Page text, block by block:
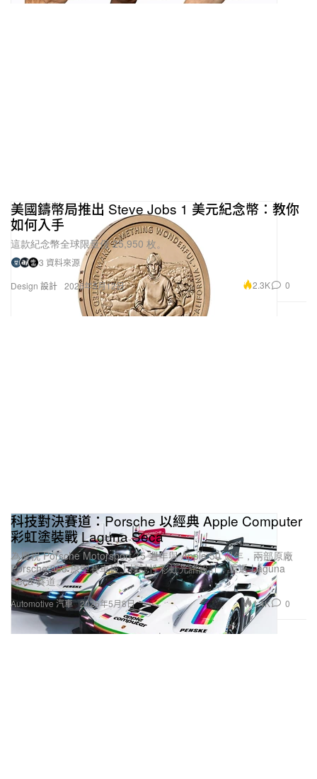
Design 設計
美國鑄幣局推出 Steve Jobs 1 美元紀念幣：教你
如何入手
這款紀念幣全球限量僅 25,950 枚。
3 資料來源
2026年5月12日
2.3K 0
Automotive 汽車
科技對決賽道：Porsche 以經典 Apple Computer
彩虹塗裝戰 Laguna Seca
為慶祝 Porsche Motorsport 75 週年與 Apple 50 週年，兩部原廠
Porsche 963 原型賽車披上標誌性彩虹光譜設計，重返 Laguna
Seca 賽道。
2026年5月8日 1.4K 0